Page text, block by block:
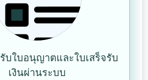
บใบอนุญาตและใบเสร็จรับ
เงินผ่านระบบ